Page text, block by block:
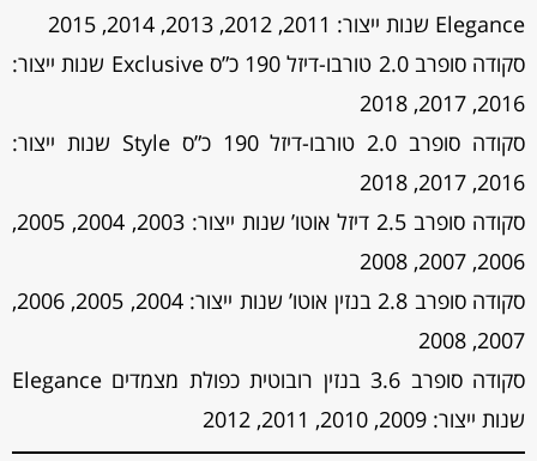
Elegance שנות ייצור: 2011, 2012, 2013, 2014, 2015
סקודה סופרב 2.0 טורבו-דיזל 190 כ”ס Exclusive שנות ייצור:
2016, 2017, 2018
סקודה סופרב 2.0 טורבו-דיזל 190 כ”ס Style שנות ייצור:
2016, 2017, 2018
סקודה סופרב 2.5 דיזל אוטו’ שנות ייצור: 2003, 2004, 2005,
2006, 2007, 2008
סקודה סופרב 2.8 בנזין אוטו’ שנות ייצור: 2004, 2005, 2006,
2007, 2008
סקודה סופרב 3.6 בנזין רובוטית כפולת מצמדים Elegance
שנות ייצור: 2009, 2010, 2011, 2012